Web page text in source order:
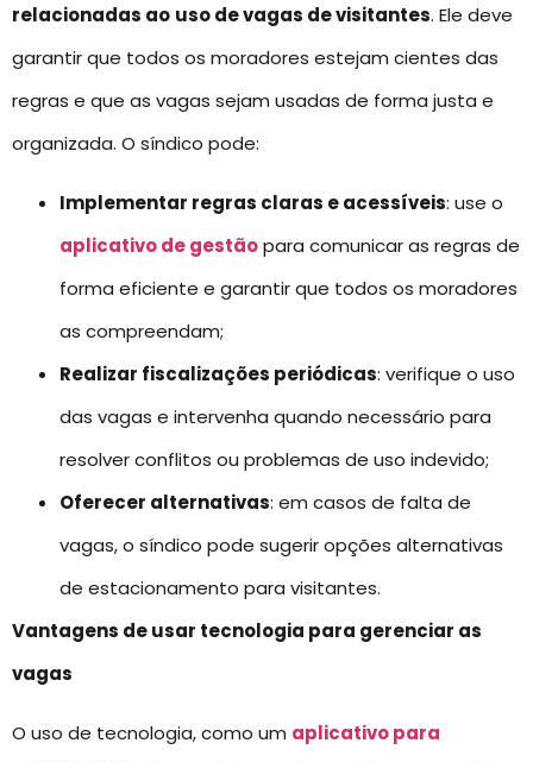
relacionadas ao uso de vagas de visitantes. Ele deve
garantir que todos os moradores estejam cientes das
regras e que as vagas sejam usadas de forma justa e
organizada. O síndico pode:
Implementar regras claras e acessíveis: use o
aplicativo de gestãopara comunicar as regras de
forma eficiente e garantir que todos os moradores
as compreendam;
Realizar fiscalizações periódicas: verifique o uso
das vagas e intervenha quando necessário para
resolver conflitos ou problemas de uso indevido;
Oferecer alternativas: em casos de falta de
vagas, o síndico pode sugerir opções alternativas
de estacionamento para visitantes.
Vantagens de usar tecnologia para gerenciar as
vagas
O uso de tecnologia, como um aplicativo para